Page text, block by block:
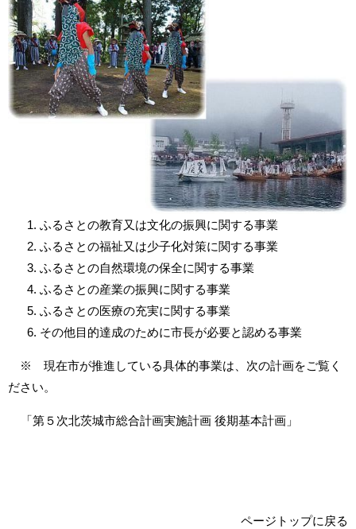
ふるさとの教育又は文化の振興に関する事業
ふるさとの福祉又は少子化対策に関する事業
ふるさとの自然環境の保全に関する事業
ふるさとの産業の振興に関する事業
ふるさとの医療の充実に関する事業
その他目的達成のために市長が必要と認める事業
※ 現在市が推進している具体的事業は、次の計画をご覧く
ださい。
「第５次北茨城市総合計画実施計画 後期基本計画」
ページトップに戻る